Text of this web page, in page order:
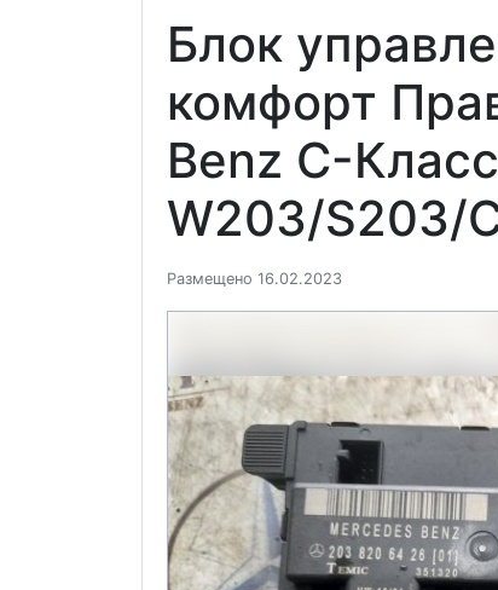
Блок
комфорт
Benz C-Класс
W203/S203/
Размещено 16.02.2023